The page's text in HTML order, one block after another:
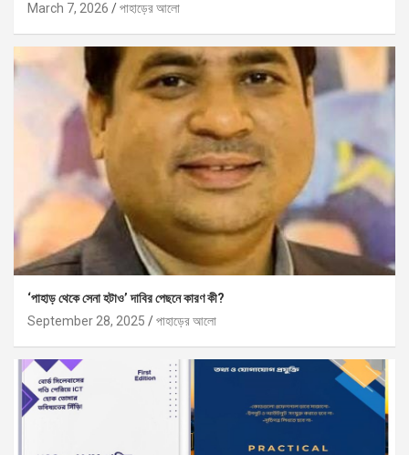
March 7, 2026
পাহাড়ের আলো
‘পাহাড় থেকে সেনা হটাও’ দাবির পেছনে কারণ কী?
September 28, 2025
পাহাড়ের আলো